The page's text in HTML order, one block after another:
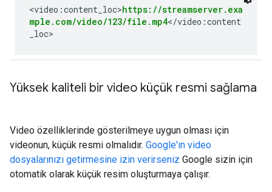
<video:content_loc>https://streamserver.exa
mple.com/video/123/file.mp4</video:content
_loc>
Yüksek kaliteli bir video küçük resmi sağlama
Video özelliklerinde gösterilmeye uygun olması için
videonun, küçük resmi olmalıdır. Google'ın video
dosyalarınızı getirmesine izin verirseniz Google sizin için
otomatik olarak küçük resim oluşturmaya çalışır.